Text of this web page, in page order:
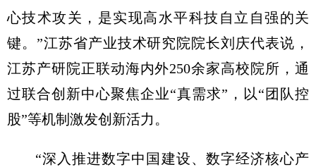
心技术攻关，是实现高水平科技自立自强的关
键。”江苏省产业技术研究院院长刘庆代表说，
江苏产研院正联动海内外250余家高校院所，通
过联合创新中心聚焦企业“真需求”，以“团队控
股”等机制激发创新活力。
“深入推进数字中国建设、数字经济核心产